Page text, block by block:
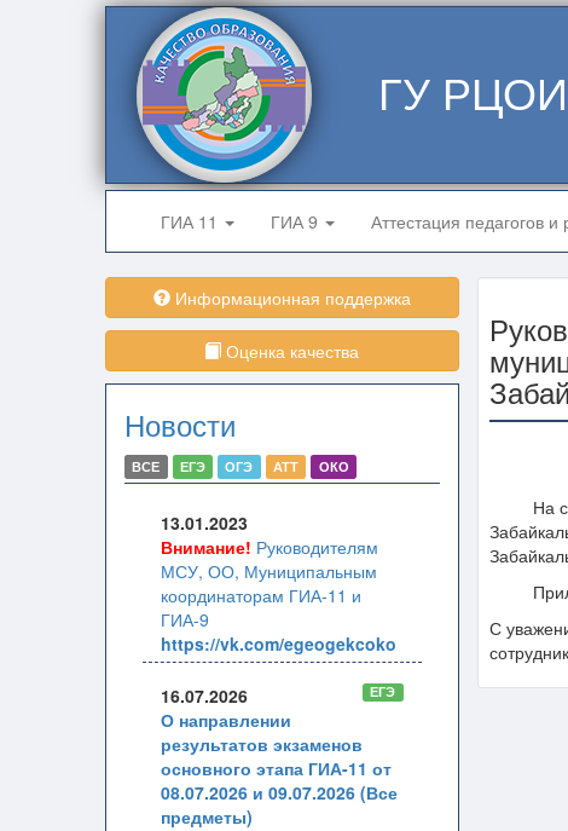
ГУ
ГИА 11 ГИА 9 Аттестация педагогов и
Информационная поддержка
Оценка качества
Новости
ВСЕ ЕГЭ ОГЭ АТТ ОКО
13.01.2023
Внимание! Руководителям
МСУ, ОО, Муниципальным
координаторам ГИА-11 и
ГИА-9
https://vk.com/egeogekcoko
16.07.2026 ЕГЭ
О направлении
результатов экзаменов
основного этапа ГИА-11 от
08.07.2026 и 09.07.2026 (Все
предметы)
На
С